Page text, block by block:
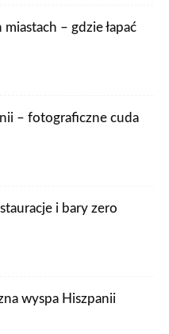
– gdzie łapać
– fotograficzne cuda
i bary zero
wyspa Hiszpanii